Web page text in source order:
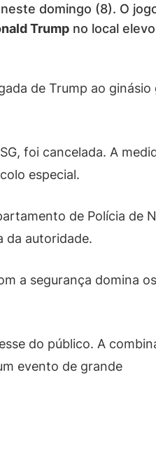
domingo (8). O
Trump no local
de Trump ao ginásio
foi cancelada. A
especial.
de Polícia de
da autoridade.
a segurança domina os
do público. A
evento de grande